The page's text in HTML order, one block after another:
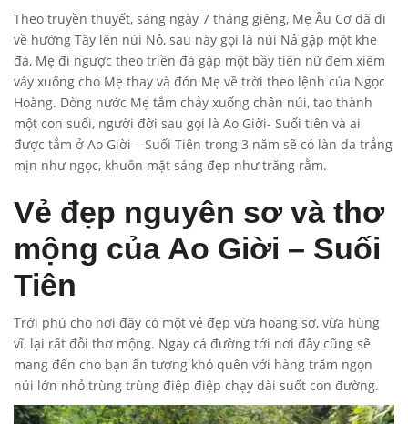
Theo truyền thuyết, sáng ngày 7 tháng giêng, Mẹ Âu Cơ đã đi
về hướng Tây lên núi Nỏ, sau này gọi là núi Nả gặp một khe
đá, Mẹ đi ngược theo triền đá gặp một bầy tiên nữ đem xiêm
váy xuống cho Mẹ thay và đón Mẹ về trời theo lệnh của Ngọc
Hoàng. Dòng nước Mẹ tắm chảy xuống chân núi, tạo thành
một con suối, người đời sau gọi là Ao Giời- Suối tiên và ai
được tắm ở Ao Giời – Suối Tiên trong 3 năm sẽ có làn da trắng
mịn như ngọc, khuôn mặt sáng đẹp như trăng rằm.
Vẻ đẹp nguyên sơ và thơ
mộng của Ao Giời – Suối
Tiên
Trời phú cho nơi đây có một vẻ đẹp vừa hoang sơ, vừa hùng
vĩ, lại rất đỗi thơ mộng. Ngay cả đường tới nơi đây cũng sẽ
mang đến cho bạn ấn tượng khó quên với hàng trăm ngọn
núi lớn nhỏ trùng trùng điệp điệp chạy dài suốt con đường.